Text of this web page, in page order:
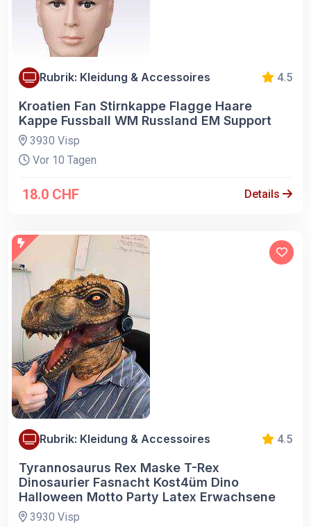
Rubrik: Kleidung & Accessoires 4.5
Kroatien Fan Stirnkappe Flagge Haare
Kappe Fussball WM Russland EM Support
3930 Visp
Vor 10 Tagen
18.0 CHF Details
Rubrik: Kleidung & Accessoires 4.5
Tyrannosaurus Rex Maske T-Rex
Dinosaurier Fasnacht Kost4üm Dino
Halloween Motto Party Latex Erwachsene
3930 Visp